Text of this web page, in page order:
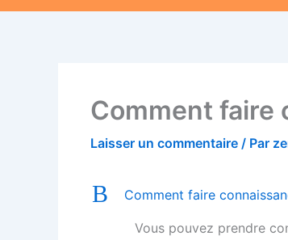
Comment faire
Laisser un commentaire / Par
B Comment faire
Vous pouvez prendre